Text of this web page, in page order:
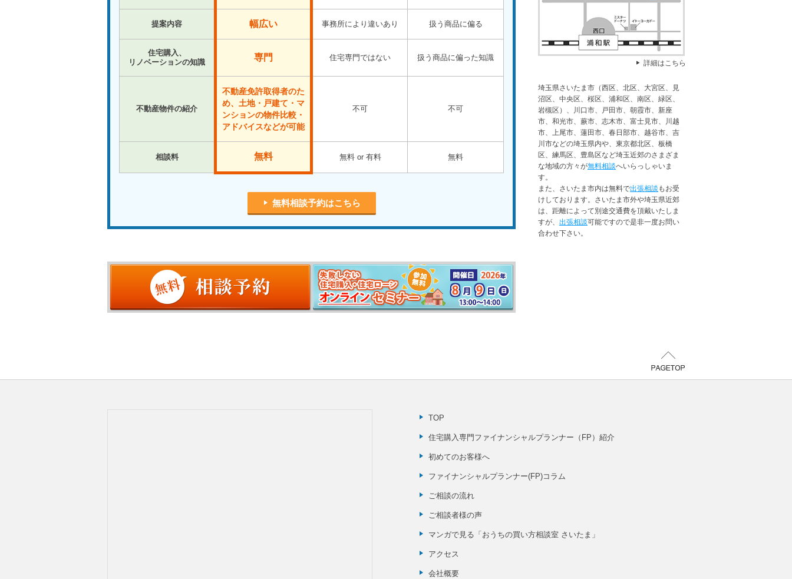
提案内容 幅広い 事務所により違いあり 扱う商品に偏る
住宅購入、
リノベーションの知識
専門 住宅専門ではない 扱う商品に偏った知識
不動産物件の紹介
不動産免許取得者のた
め、土地・戸建て・マ
ンションの物件比較・
アドバイスなどが可能
不可 不可
相談料 無料 無料 or 有料 無料
無料相談予約はこちら
詳細はこちら
埼玉県さいたま市（西区、北区、大宮区、見
沼区、中央区、桜区、浦和区、南区、緑区、
岩槻区）、川口市、戸田市、朝霞市、新座
市、和光市、蕨市、志木市、富士見市、川越
市、上尾市、蓮田市、春日部市、越谷市、吉
川市などの埼玉県内や、東京都北区、板橋
区、練馬区、豊島区など埼玉近郊のさまざま
な地域の方々が無料相談へいらっしゃいま
す。
また、さいたま市内は無料で出張相談 もお受
けしております。さいたま市外や埼玉県近郊
は、距離によって別途交通費を頂戴いたしま
すが、 出張相談可能ですので是非一度お問い
合わせ下さい。
TOP
住宅購入専門ファイナンシャルプランナー（FP）紹介
初めてのお客様へ
ファイナンシャルプランナー(FP)コラム
ご相談の流れ
ご相談者様の声
マンガで見る「おうちの買い方相談室 さいたま」
アクセス
会社概要